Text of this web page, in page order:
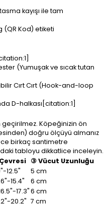
kayışı ile tam
(QR Kod) etiketi
(Yumuşak ve sıcak tutan
Cırt Cırt (Hook-and-loop
D-halkası[citation:1]
Köpeğinizin ön
doğru ölçüyü almanız
birkaç santimetre
tabloyu dikkatlice inceleyin.
③ Vücut Uzunluğu
12.5"
5 cm
15.4"
6 cm
17.3" 6 cm
20.2" 7 cm